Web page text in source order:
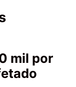
mil por